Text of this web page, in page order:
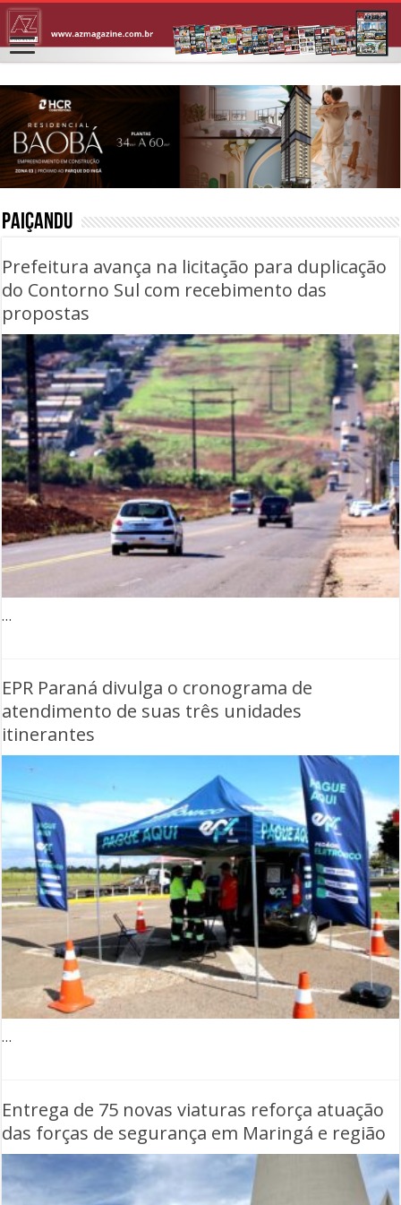
PAIÇANDU
Prefeitura avança na licitação para duplicação
do Contorno Sul com recebimento das
propostas
…
EPR Paraná divulga o cronograma de
atendimento de suas três unidades
itinerantes
…
Entrega de 75 novas viaturas reforça atuação
das forças de segurança em Maringá e região